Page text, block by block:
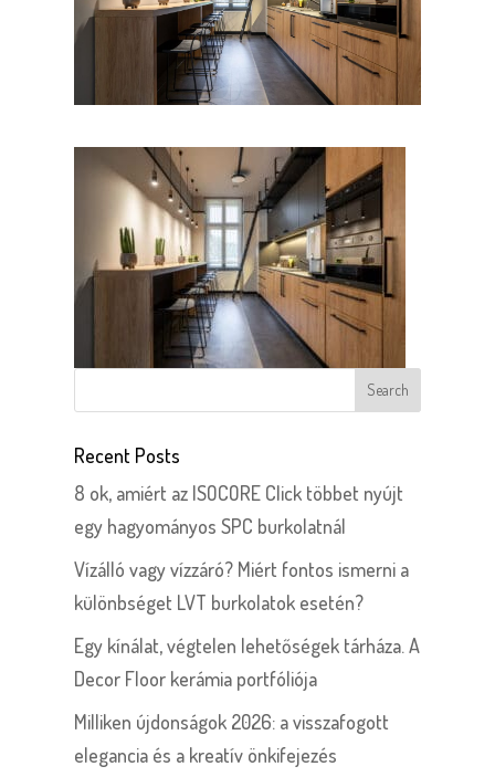
Recent Posts
8 ok, amiért az ISOCORE Click többet nyújt
egy hagyományos SPC burkolatnál
Vízálló vagy vízzáró? Miért fontos ismerni a
különbséget LVT burkolatok esetén?
Egy kínálat, végtelen lehetőségek tárháza. A
Decor Floor kerámia portfóliója
Milliken újdonságok 2026: a visszafogott
elegancia és a kreatív önkifejezés